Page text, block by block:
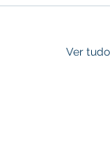
Ver tudo